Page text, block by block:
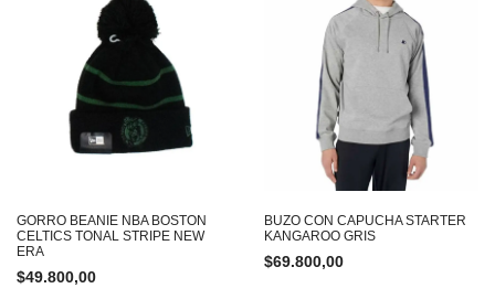
GORRO BEANIE NBA BOSTON
CELTICS TONAL STRIPE NEW
ERA
$49.800,00
BUZO CON CAPUCHA STARTER
KANGAROO GRIS
$69.800,00